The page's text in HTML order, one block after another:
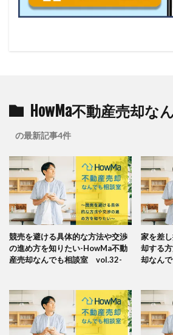
HowMa不動産売却な
の最新記事4件
競売を避ける具体的な方法や交渉
の進め方を知りたい-HowMa不動
産売却なんでも相談室 vol.32-
家を差
却する
却なん